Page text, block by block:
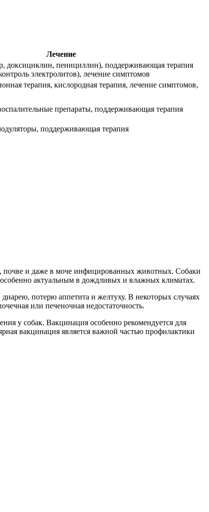
Лечение
доксициклин, пенициллин), поддерживающая терапия
электролитов), лечение симптомов
терапия, кислородная терапия, лечение симптомов,
препараты, поддерживающая терапия
поддерживающая терапия
почве и даже в моче инфицированных животных. Собаки
актуальным в дождливых и влажных климатах.
потерю аппетита и желтуху. В некоторых случаях
или печеночная недостаточность.
у собак. Вакцинация особенно рекомендуется для
вакцинация является важной частью профилактики